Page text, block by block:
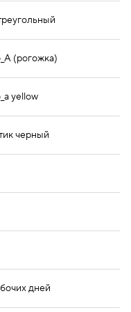
(рогожка)
yellow
черный
дней